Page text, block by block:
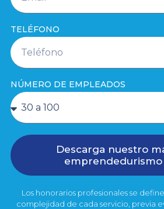
TELÉFONO
NÚMERO DE EMPLEADOS
Descarga nuestro
Los honorarios profesionales se
complejidad de cada servicio, previa